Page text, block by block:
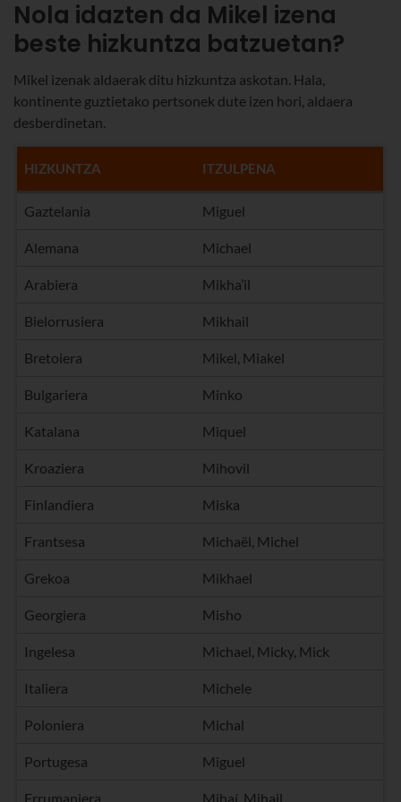
Nola idazten da Mikel izena
beste hizkuntza batzuetan?
Mikel izenak aldaerak ditu hizkuntza askotan. Hala,
kontinente guztietako pertsonek dute izen hori, aldaera
desberdinetan.
HIZKUNTZA ITZULPENA
Gaztelania Miguel
Alemana Michael
Arabiera Mikha’il
Bielorrusiera Mikhail
Bretoiera Mikel, Miakel
Bulgariera Minko
Katalana Miquel
Kroaziera Mihovil
Finlandiera Miska
Frantsesa Michaël, Michel
Grekoa Mikhael
Georgiera Misho
Ingelesa Michael, Micky, Mick
Italiera Michele
Poloniera Michal
Portugesa Miguel
Errumaniera Mihaí, Mihail